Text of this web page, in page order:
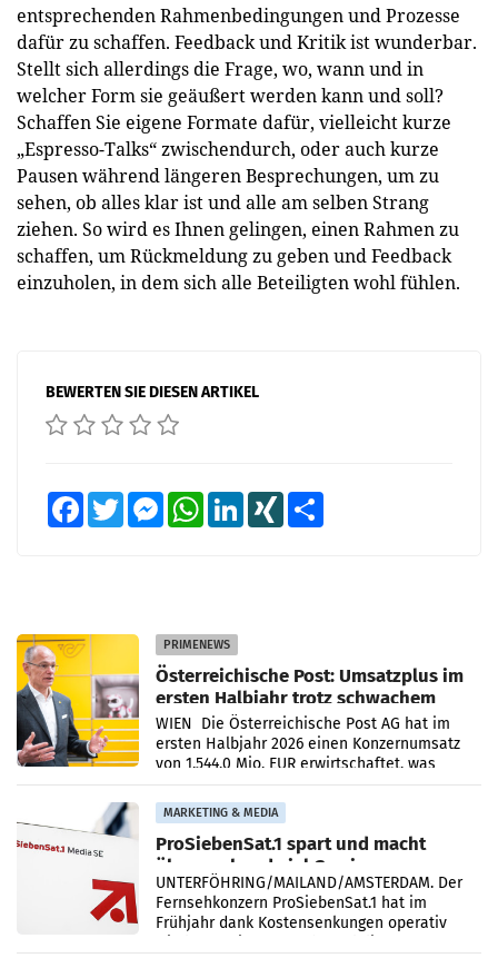
entsprechenden Rahmenbedingungen und Prozesse
dafür zu schaffen. Feedback und Kritik ist wunderbar.
Stellt sich allerdings die Frage, wo, wann und in
welcher Form sie geäußert werden kann und soll?
Schaffen Sie eigene Formate dafür, vielleicht kurze
„Espresso-Talks“ zwischendurch, oder auch kurze
Pausen während längeren Besprechungen, um zu
sehen, ob alles klar ist und alle am selben Strang
ziehen. So wird es Ihnen gelingen, einen Rahmen zu
schaffen, um Rückmeldung zu geben und Feedback
einzuholen, in dem sich alle Beteiligten wohl fühlen.
BEWERTEN SIE DIESEN ARTIKEL
FacebookTwitter MessengerWhatsAppLinkedInXING
PRIMENEWS
Österreichische Post: Umsatzplus im
ersten Halbjahr trotz schwachem
Briefgeschäft
WIEN Die Österreichische Post AG hat im
ersten Halbjahr 2026 einen Konzernumsatz
von 1.544,0 Mio. EUR erwirtschaftet, was
einem Plus von 3,8 Prozent gegenüber dem
Vergleichszeitraum
MARKETING & MEDIA
ProSiebenSat.1 spart und macht
überraschend viel Gewinn
UNTERFÖHRING/MAILAND/AMSTERDAM. Der
Fernsehkonzern ProSiebenSat.1 hat im
Frühjahr dank Kostensenkungen operativ